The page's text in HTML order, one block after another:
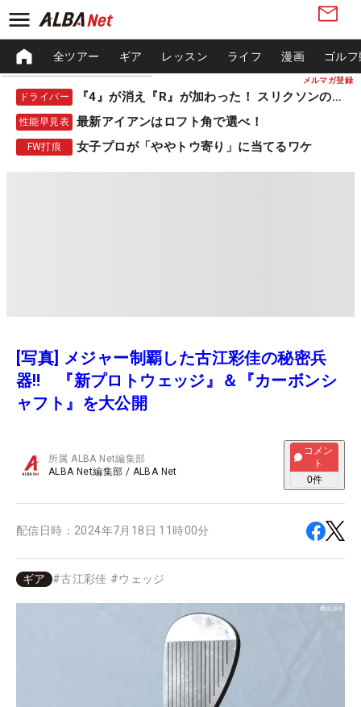
メルマガ登録
全ツアー ギア レッスン ライフ 漫画 ゴル
ドライバー 『4』が消え『R』が加わった！ スリクソンの新作
性能早見表 最新アイアンはロフト角で選べ！
FW打痕 女子プロが「ややトウ寄り」に当てるワケ
[写真] メジャー制覇した古江彩佳の秘密兵
器‼ 『新プロトウェッジ』＆『カーボンシ
ャフト』を大公開
所属ALBA Net編集部
ALBA Net編集部 / ALBA Net
コメン
ト
0件
配信日時： 2024年7月18日 11時00分
ギア #古江彩佳 #ウェッジ